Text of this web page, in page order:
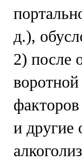
д.),
2) после
и другие